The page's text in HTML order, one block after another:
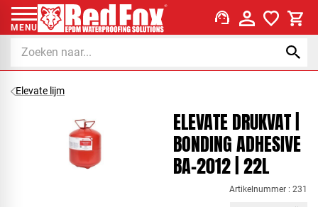
MENU support_agent
Elevate lijm
ELEVATE DRUKVAT |
BONDING ADHESIVE
BA-2012 | 22L
Artikelnummer : 231